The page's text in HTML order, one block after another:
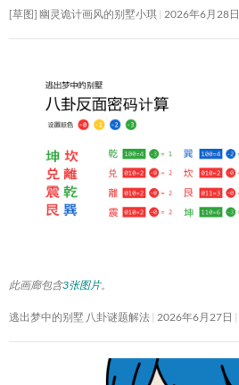
[草图] 幽灵诡计画风的别墅小琪 2026年6月28日
此画廊包含3张图片。
逃出梦中的别墅 八卦谜题解法 2026年6月27日